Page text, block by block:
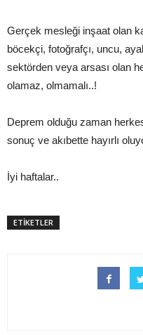
Gerçek mesleği inşaat olan
böcekçi, fotoğrafçı, uncu,
sektörden veya arsası olan
olamaz, olmamalı..!
Deprem olduğu zaman
sonuç ve akıbette hayırlı
İyi haftalar..
ETİKETLER